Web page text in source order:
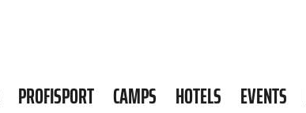
PROFISPORT CAMPS HOTELS EVENTS